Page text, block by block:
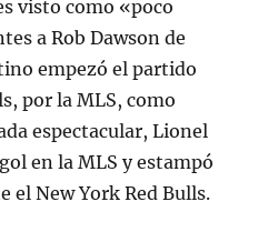
visto como «poco
a Rob Dawson de
empezó el partido
por la MLS, como
espectacular, Lionel
en la MLS y estampó
el New York Red Bulls.